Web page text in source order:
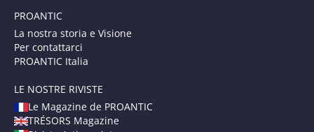
PROANTIC
La nostra storia e Visione
Per contattarci
PROANTIC Italia
LE NOSTRE RIVISTE
Le Magazine de PROANTIC
TRÉSORS Magazine